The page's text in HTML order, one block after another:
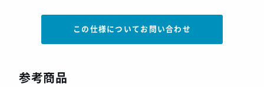
この仕様についてお問い合わせ
参考商品